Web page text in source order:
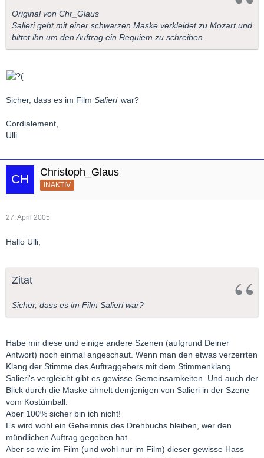
Original von Chr_Glaus
Salieri geht mit einer schwarzen Maske verkleidet zu Mozart und
bittet ihn um den Auftrag ein Requiem zu schreiben.
Sicher, dass es im Film Salieri war?
Cordialement,
Ulli
Christoph_Glaus
INAKTIV
27. April 2005
Hallo Ulli,
Zitat
Sicher, dass es im Film Salieri war?
Habe mir diese und einige andere Szenen (aufgrund Deiner
Antwort) noch einmal angeschaut. Wenn man den etwas verzerrten
Klang der Stimme des Auftraggebers mit dem Stimmenklang
Salieri's vergleicht gibt es gewisse Gemeinsamkeiten. Und auch der
Blick durch die Maske ähnelt demjenigen von Salieri in der Szene
vom Kostümball.
Aber 100% sicher bin ich nicht!
Es wird wohl ein Geheimnis des Drehbuchs bleiben, wer den
mündlichen Auftrag gegeben hat.
Aber so wie im Film (und wohl nur im Film) dieser gewisse Hass